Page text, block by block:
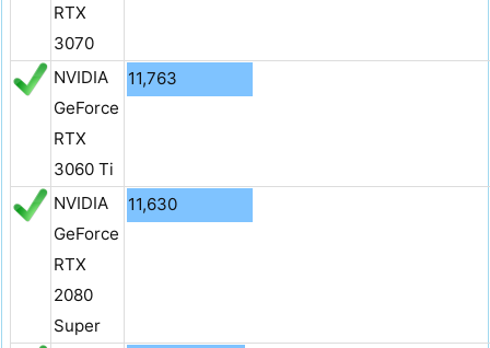
RTX
3070
NVIDIA
GeForce
RTX
3060 Ti
11,763
NVIDIA
GeForce
RTX
2080
Super
11,630